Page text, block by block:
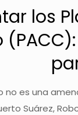
los
no es una
Suárez,